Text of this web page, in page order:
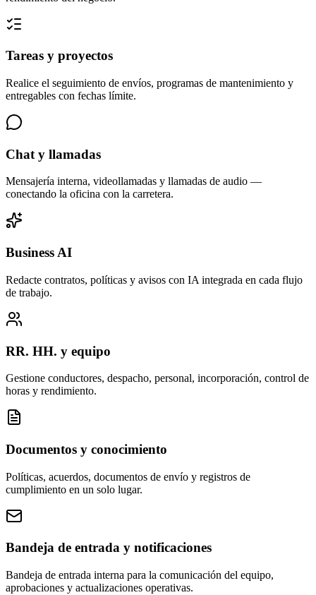
Tareas y proyectos
Realice el seguimiento de envíos, programas de mantenimiento y
entregables con fechas límite.
Chat y llamadas
Mensajería interna, videollamadas y llamadas de audio —
conectando la oficina con la carretera.
Business AI
Redacte contratos, políticas y avisos con IA integrada en cada flujo
de trabajo.
RR. HH. y equipo
Gestione conductores, despacho, personal, incorporación, control de
horas y rendimiento.
Documentos y conocimiento
Políticas, acuerdos, documentos de envío y registros de
cumplimiento en un solo lugar.
Bandeja de entrada y notificaciones
Bandeja de entrada interna para la comunicación del equipo,
aprobaciones y actualizaciones operativas.